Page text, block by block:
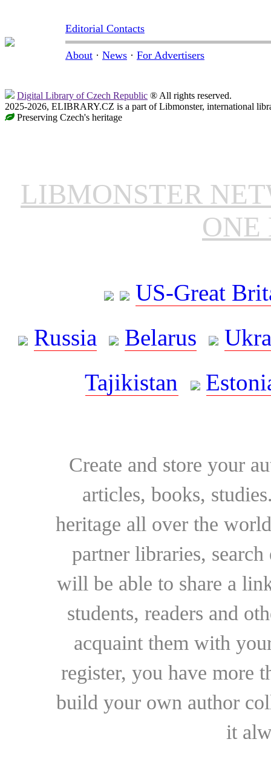
Editorial Contacts
About · News · For Advertisers
Digital Library of Czech Republic ® All rights reserved.
2025-2026, ELIBRARY.CZ is a part of Libmonster, international
Preserving Czech's heritage
LIBMONSTER
ONE
US-Great
Russia
Belarus
Tajikistan
Create and store your
articles, books,
heritage all over the
partner libraries,
will be able to share a
students, readers and
acquaint them with
register, you have more
build your own author
it